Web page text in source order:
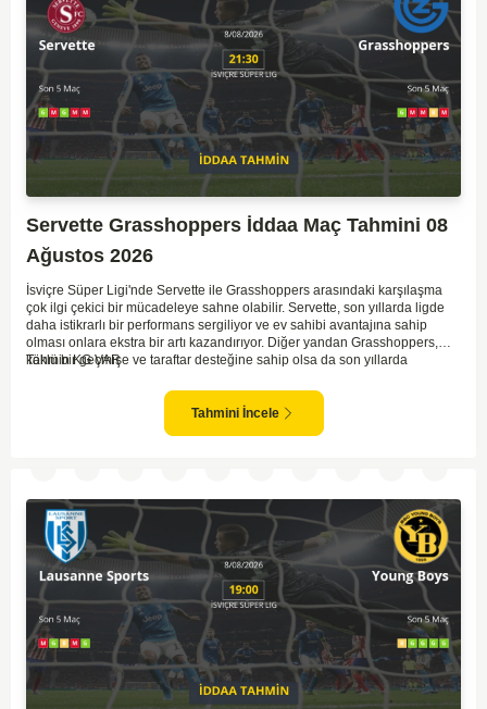
Servette Grasshoppers İddaa Maç Tahmini 08
Ağustos 2026
İsviçre Süper Ligi'nde Servette ile Grasshoppers arasındaki karşılaşma
çok ilgi çekici bir mücadeleye sahne olabilir. Servette, son yıllarda ligde
daha istikrarlı bir performans sergiliyor ve ev sahibi avantajına sahip
olması onlara ekstra bir artı kazandırıyor. Diğer yandan Grasshoppers,
köklü bir geçmişe ve taraftar desteğine sahip olsa da son yıllarda
genellikle maçlarda gol yollarında etkili olurken, Grasshoppers savunma
anlamında zaman zaman sorunlar yaşayabiliyor. Bu durumda,
karşılaşmanın gollü geçmesi muhtemel gözüküyor. İki takımın oyun tarzını
Tahmin KG VAR
Tahmini İncele